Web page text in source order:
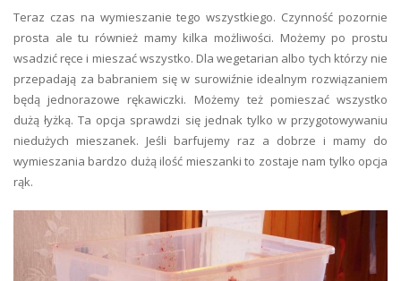
Teraz czas na wymieszanie tego wszystkiego. Czynność pozornie
prosta ale tu również mamy kilka możliwości. Możemy po prostu
wsadzić ręce i mieszać wszystko. Dla wegetarian albo tych którzy nie
przepadają za babraniem się w surowiźnie idealnym rozwiązaniem
będą jednorazowe rękawiczki. Możemy też pomieszać wszystko
dużą łyżką. Ta opcja sprawdzi się jednak tylko w przygotowywaniu
niedużych mieszanek. Jeśli barfujemy raz a dobrze i mamy do
wymieszania bardzo dużą ilość mieszanki to zostaje nam tylko opcja
rąk.